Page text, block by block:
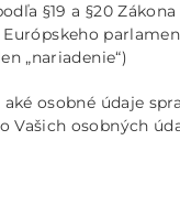
§19 a §20
„nariadenie“)
osobné údaje
osobných